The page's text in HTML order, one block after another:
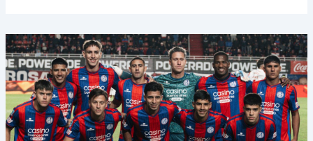
UN
EQUIPO
DIGNO
EN
LA
DERROTA